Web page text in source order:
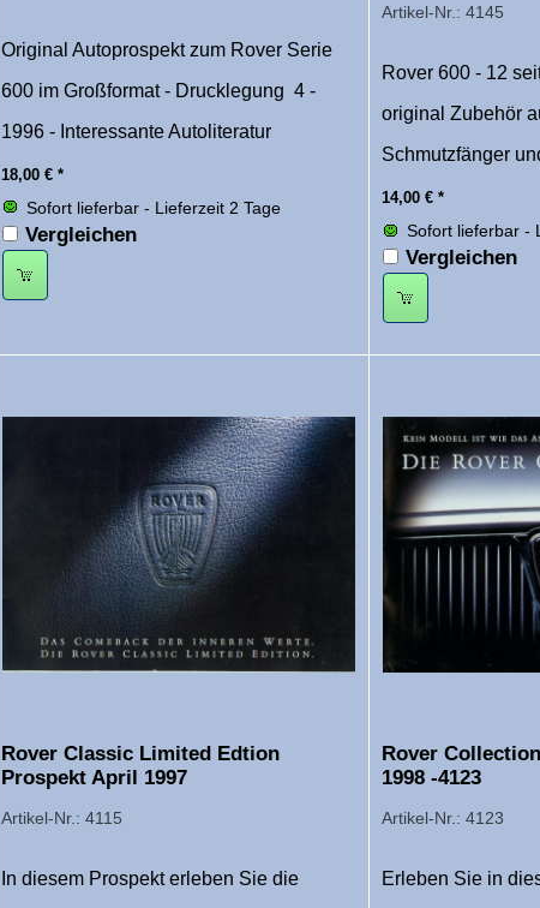
Original Autoprospekt zum Rover Serie
600 im Großformat - Drucklegung 4 -
1996 - Interessante Autoliteratur
18,00 € *
Sofort lieferbar - Lieferzeit 2 Tage
Vergleichen
Artikel-Nr.: 4145
Rover 600 - 12
original Zubehör
Schmutzfänger
14,00 € *
Sofort lieferbar -
Vergleichen
Rover Classic Limited Edtion
Prospekt April 1997
Artikel-Nr.: 4115
In diesem Prospekt erleben Sie die
Rover
1998 -4123
Artikel-Nr.: 4123
Erleben Sie in